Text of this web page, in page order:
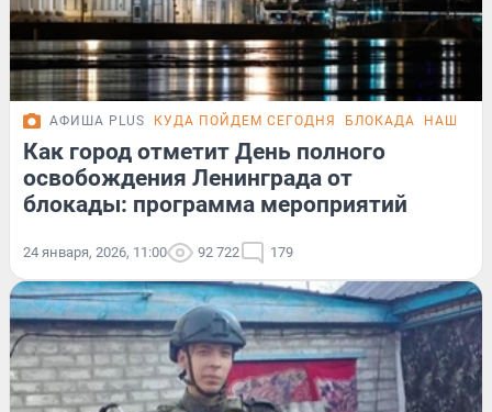
АФИША PLUS КУДА ПОЙДЕМ СЕГОДНЯ БЛОКАДА НАША
Как город отметит День полного
освобождения Ленинграда от
блокады: программа мероприятий
24 января, 2026, 11:00 92 722 179